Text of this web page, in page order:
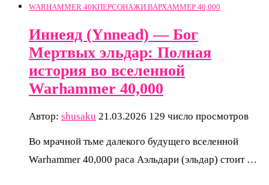
WARHAMMER 40KПЕРСОНАЖИ ВАРХАММЕР 40,000
Иннеяд (Ynnead) — Бог
Мертвых эльдар: Полная
история во вселенной
Warhammer 40,000
Автор: shusaku 21.03.2026 129 число просмотров
Во мрачной тьме далекого будущего вселенной
Warhammer 40,000 раса Аэльдари (эльдар) стоит …